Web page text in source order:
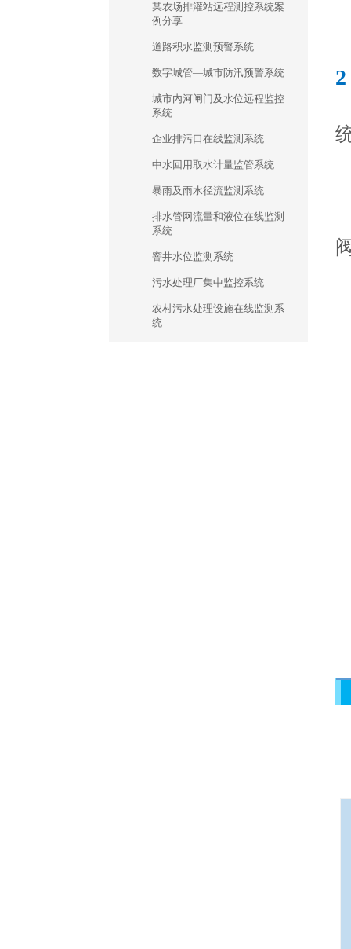
某农场排灌站远程测控系统案
例分享
道路积水监测预警系统
数字城管—城市防汛预警系统
城市内河闸门及水位远程监控
系统
企业排污口在线监测系统
中水回用取水计量监管系统
暴雨及雨水径流监测系统
排水管网流量和液位在线监测
系统
窨井水位监测系统
污水处理厂集中监控系统
农村污水处理设施在线监测系
统